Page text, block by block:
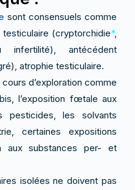
sont consensuels comme
(cryptorchidie*,
antécédent
atrophie testiculaire.
d’exploration comme
l’exposition fœtale aux
pesticides, les solvants
certaines expositions
aux substances per- et
isolées ne doivent pas